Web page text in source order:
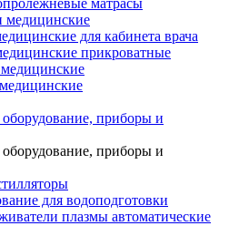
медицинские
для кабинета врача
прикроватные
приборы и
приборы и
для водоподготовки
плазмы автоматические